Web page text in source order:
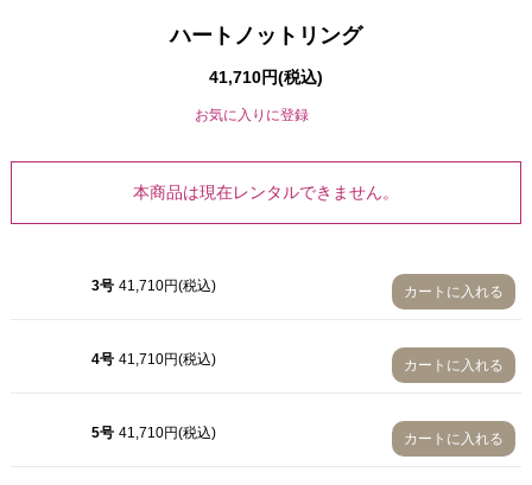
ハートノットリング
41,710円(税込)
お気に入りに登録
本商品は現在レンタルできません。
3号 41,710円(税込) カートに入れる
4号 41,710円(税込) カートに入れる
5号 41,710円(税込) カートに入れる